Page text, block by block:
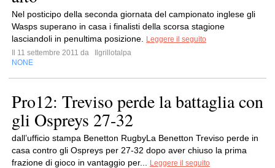
Nel posticipo della seconda giornata del campionato inglese gli
Wasps superano in casa i finalisti della scorsa stagione
lasciandoli in penultima posizione.
Leggere il seguito
Il 11 settembre 2011 da
Ilgrillotalpa
NONE
Pro12: Treviso perde la battaglia con
gli Ospreys 27-32
dall’ufficio stampa Benetton RugbyLa Benetton Treviso perde in
casa contro gli Ospreys per 27-32 dopo aver chiuso la prima
frazione di gioco in vantaggio per...
Leggere il seguito